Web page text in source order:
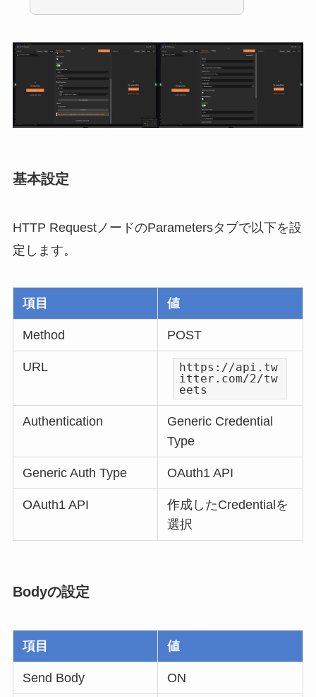
基本設定
HTTP RequestノードのParametersタブで以下を設
定します。
項目 値
Method POST
URL
https://api.tw
itter.com/2/tw
eets
Authentication
Generic Credential
Type
Generic Auth Type OAuth1 API
OAuth1 API
作成したCredentialを
選択
Bodyの設定
項目 値
Send Body ON